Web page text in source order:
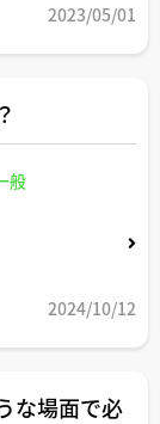
2023/05/01
般
2024/10/12
な場面で必